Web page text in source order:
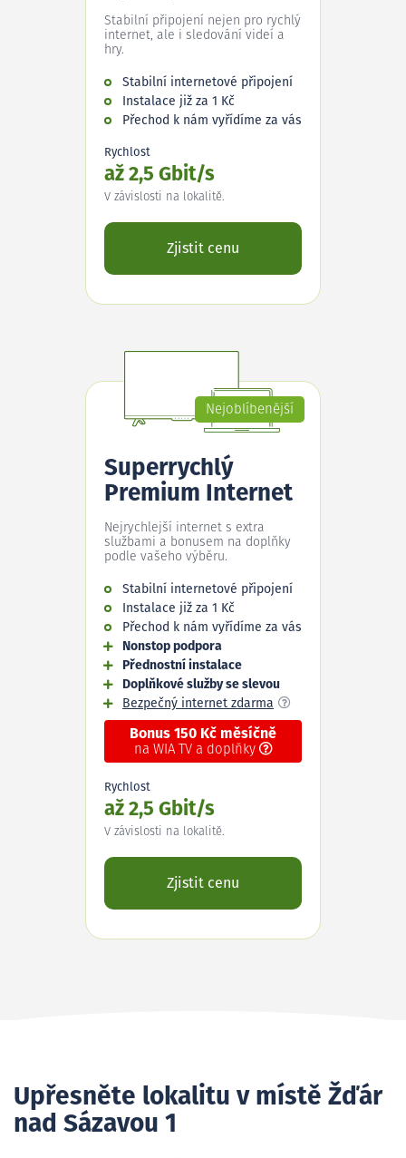
Stabilní připojení nejen pro rychlý
internet, ale i sledování videí a
hry.
Stabilní internetové připojení
Instalace již za 1 Kč
Přechod k nám vyřídíme za vás
Rychlost
až 2,5 Gbit/s
V závislosti na lokalitě.
Zjistit cenu
Nejoblíbenější
Superrychlý
Premium Internet
Nejrychlejší internet s extra
službami a bonusem na doplňky
podle vašeho výběru.
Stabilní internetové připojení
Instalace již za 1 Kč
Přechod k nám vyřídíme za vás
Nonstop podpora
Přednostní instalace
Doplňkové služby se slevou
Bezpečný internet zdarma
Bonus 150 Kč měsíčně
na WIA TV a doplňky
Rychlost
až 2,5 Gbit/s
V závislosti na lokalitě.
Zjistit cenu
Upřesněte lokalitu v místě Žďár
nad Sázavou 1